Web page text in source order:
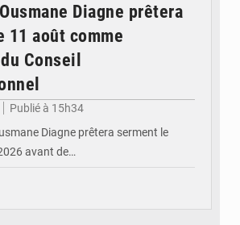
Diagne prêtera
11 août comme
Conseil
Publié à 15h34
Diagne prêtera serment le
avant de…